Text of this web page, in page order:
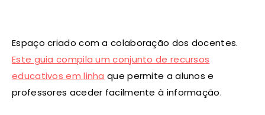
Espaço criado com a colaboração dos docentes.
Este guia compila um conjunto de recursos
educativos em linha que permite a alunos e
professores aceder facilmente à informação.